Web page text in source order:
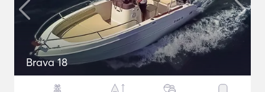
Brava 18